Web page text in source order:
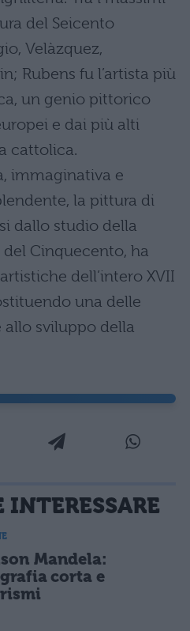
del Seicento
Velàzquez,
Rubens fu l’artista più
un genio pittorico
e dai più alti
cattolica.
immaginativa e
la pittura di
dallo studio della
Cinquecento, ha
dell’intero XVII
una delle
sviluppo della
Mandela:
corta e